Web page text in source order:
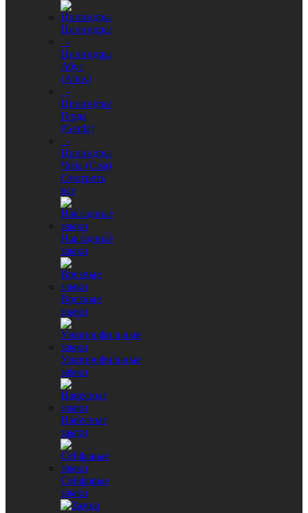
Цилиндры
-
Цилиндры
Абус
(Abus)
-
Цилиндры
Герда
(Gerda)
-
Цилиндры
Чиза (Cisa)
Смотреть
все
Накладные
замки
Врезные
замки
Узкопрофильные
замки
Навесные
замки
Сейфовые
замки